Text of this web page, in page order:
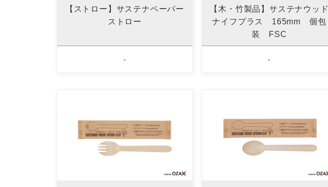
【ストロー】サステナペーパー
ストロー
-
【木・竹製品】サステナウッド
ナイフプラス 165mm 個包
装 FSC
-